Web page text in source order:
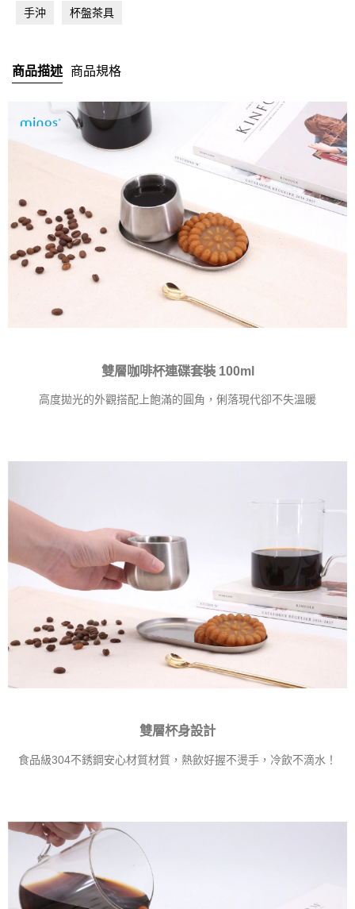
其他品牌
手沖 杯盤茶具
商品描述 商品規格
雙層咖啡杯連碟套裝 100ml
高度拋光的外觀搭配上飽滿的圓角，俐落現代卻不失溫暖
雙層杯身設計
食品級304不銹鋼安心材質材質，熱飲好握不燙手，冷飲不滴水！